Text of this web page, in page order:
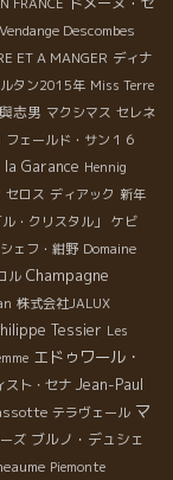
Descombes
ET A MANGER ディナ
タン2015年 Miss Terre
志男 マクシマス セレネ
フェールド・サン１６
la Garance Hennig
セロス ディアック 新年
・クリスタル」
ケビ
シェフ・紺野 Domaine
ル Champagne
株式会社JALUX
Tessier Les
エドゥワール・
スト・セナ Jean-Paul
テラヴェール マ
ズ ブルノ・デュシェ
Piemonte